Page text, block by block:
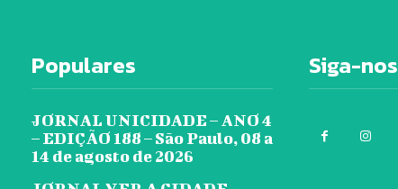
Populares
JORNAL UNICIDADE – ANO 4
– EDIÇÃO 188 – São Paulo, 08 a
14 de agosto de 2026
Siga-nos